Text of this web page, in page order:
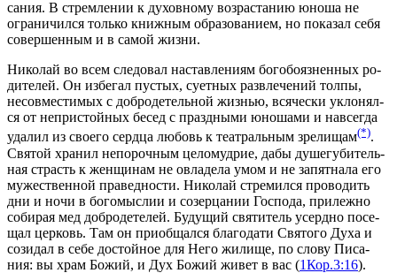
са­ния. В стрем­ле­нии к ду­хов­но­му воз­рас­та­нию юно­ша не
огра­ни­чил­ся толь­ко книж­ным об­ра­зо­ва­ни­ем, но по­ка­зал се­бя
со­вер­шен­ным и в са­мой жиз­ни.
Ни­ко­лай во всем сле­до­вал на­став­ле­ни­ям бо­го­бо­яз­нен­ных ро­
ди­те­лей. Он из­бе­гал пу­стых, су­ет­ных раз­вле­че­ний тол­пы,
несов­ме­сти­мых с доб­ро­де­тель­ной жиз­нью, вся­че­ски укло­нял­
ся от непри­стой­ных бе­сед с празд­ны­ми юно­ша­ми и на­все­гда
уда­лил из сво­е­го серд­ца лю­бовь к те­ат­раль­ным зре­ли­щам(*).
Свя­той хра­нил непо­роч­ным це­ло­муд­рие, дабы ду­ше­гу­би­тель­
ная страсть к жен­щи­нам не овла­де­ла умом и не за­пят­на­ла его
му­же­ствен­ной пра­вед­но­сти. Ни­ко­лай стре­мил­ся про­во­дить
дни и но­чи в бо­го­мыс­лии и со­зер­ца­нии Гос­по­да, при­леж­но
со­би­рая мед доб­ро­де­те­лей. Бу­ду­щий свя­ти­тель усерд­но по­се­
щал цер­ковь. Там он при­об­щал­ся бла­го­да­ти Свя­то­го Ду­ха и
со­зи­дал в се­бе до­стой­ное для Него жи­ли­ще, по сло­ву Пи­са­
ния: вы храм Бо­жий, и Дух Бо­жий жи­вет в вас (1Кор.3:16).